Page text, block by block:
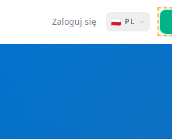
Zaloguj się 🇵🇱 PL